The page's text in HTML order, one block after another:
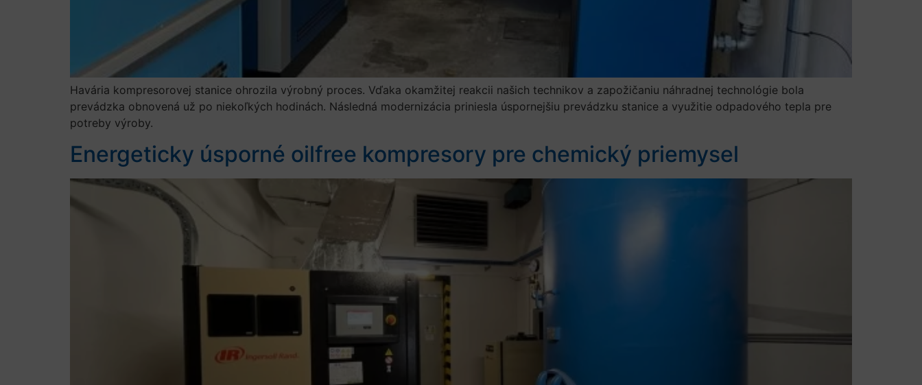
Havária kompresorovej stanice ohrozila výrobný proces. Vďaka okamžitej reakcii našich technikov a zapožičaniu náhradnej technológie bola
prevádzka obnovená už po niekoľkých hodinách. Následná modernizácia priniesla úspornejšiu prevádzku stanice a využitie odpadového tepla pre
potreby výroby.
Energeticky úsporné oilfree kompresory pre chemický priemysel